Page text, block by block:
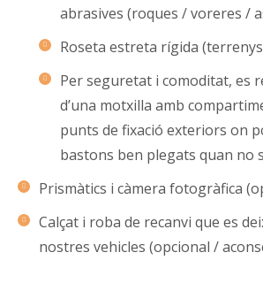
abrasives (roques / voreres /
Roseta estreta rígida
Per seguretat i comoditat, es
d’una motxilla amb
punts de fixació exteriors on
bastons ben plegats quan no
Prismàtics i càmera fotogràfica
Calçat i roba de recanvi que es
nostres vehicles (opcional /